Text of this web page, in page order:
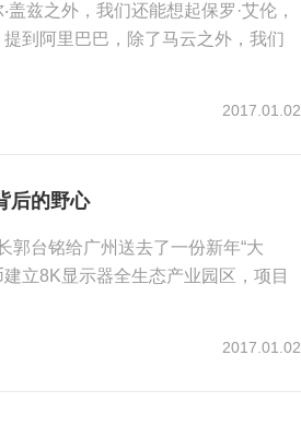
兹之外，我们还能想起保罗·艾伦，
到阿里巴巴，除了马云之外，我们
2017.01.02
后的野心
郭台铭给广州送去了一份新年“大
立8K显示器全生态产业园区，项目
2017.01.02